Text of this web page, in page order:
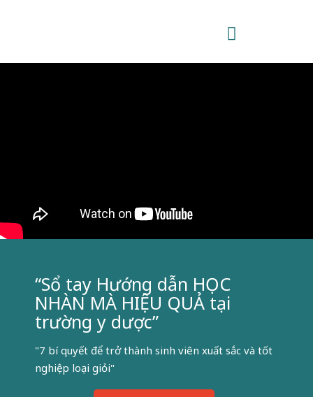
“Sổ tay Hướng dẫn HỌC
NHÀN MÀ HIỆU QUẢ tại
trường y dược”
"7 bí quyết để trở thành sinh viên xuất sắc và tốt
nghiệp loại giỏi"